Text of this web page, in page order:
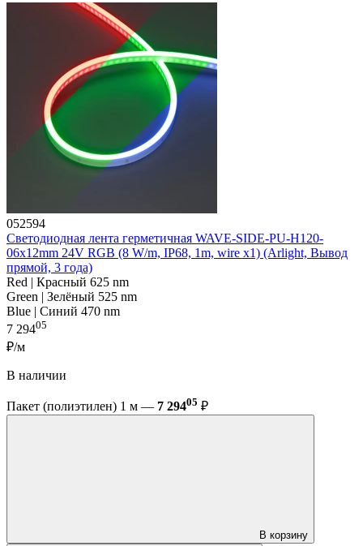
052594
Светодиодная лента герметичная WAVE-SIDE-PU-H120-
06x12mm 24V RGB (8 W/m, IP68, 1m, wire x1) (Arlight, Вывод
прямой, 3 года)
Red | Красный 625 nm
Green | Зелёный 525 nm
Blue | Синий 470 nm
7 29405
₽/м
В наличии
Пакет (полиэтилен) 1 м — 7 29405 ₽
В корзину